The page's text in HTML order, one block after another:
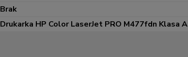
Brak
Drukarka HP Color LaserJet PRO M477fdn Klasa A